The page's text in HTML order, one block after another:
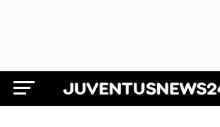
Juventus News 24